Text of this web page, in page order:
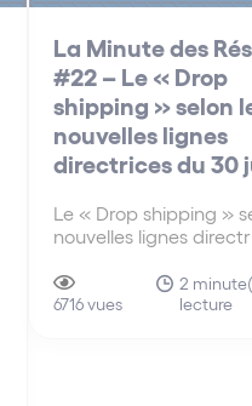
La Minute des
#22 – Le « Drop
shipping » selon
nouvelles lignes
directrices du 30
Le « Drop shipping »
nouvelles lignes
anciennes lignes
de 2010, les nouvelles
6716 vues
2
lecture